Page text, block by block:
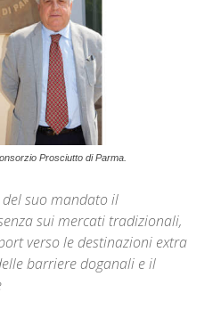
Prosciutto di Parma.
suo mandato il
sui mercati tradizionali,
verso le destinazioni extra
barriere doganali e il